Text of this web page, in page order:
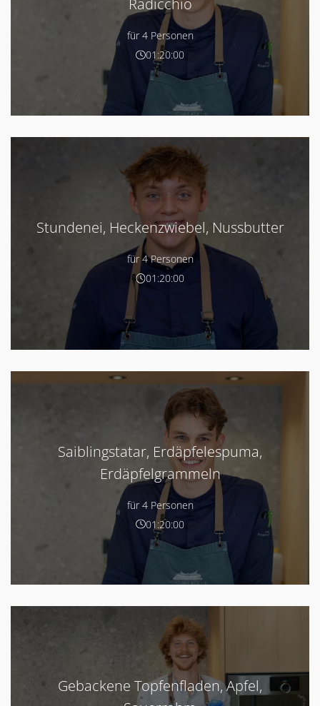
für 4 Personen
01:20:00
Stundenei, Heckenzwiebel, Nussbutter
für 4 Personen
01:20:00
Saiblingstatar, Erdäpfelespuma,
Erdäpfelgrammeln
für 4 Personen
01:20:00
Gebackene Topfenfladen, Apfel,